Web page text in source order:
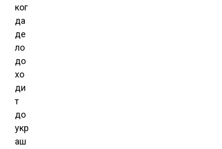
ког
да
де
ло
до
хо
ди
т
до
укр
аш